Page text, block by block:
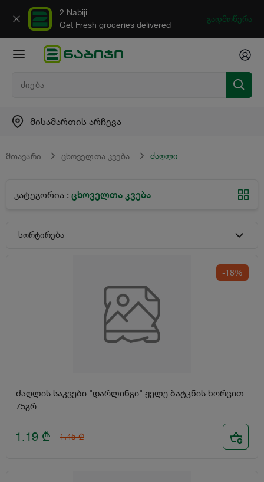
2 Nabiji
Get Fresh groceries delivered
გადმოწერა
მისამართის არჩევა
მთავარი ცხოველთა კვება ძაღლი
კატეგორია : ცხოველთა კვება
სორტირება
-18%
ძაღლის საკვები "დარლინგი" ჟელე ბატკნის ხორცით
75გრ
1.19 ₾ 1.45 ₾